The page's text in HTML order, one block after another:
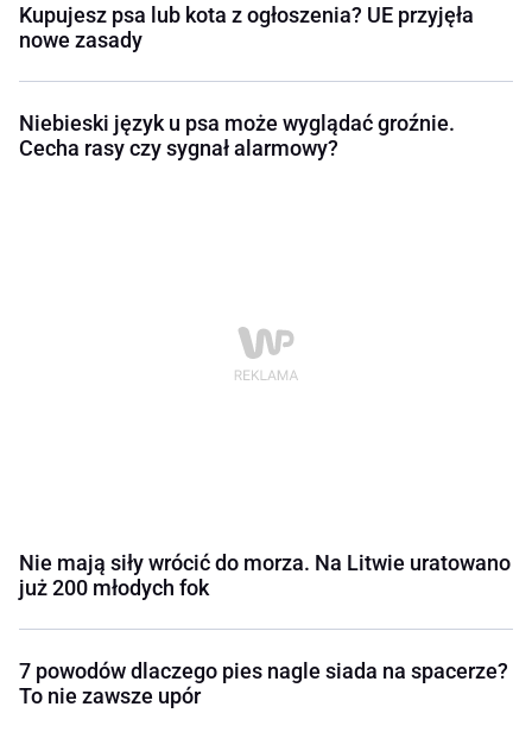
Kupujesz psa lub kota z ogłoszenia? UE przyjęła
nowe zasady
Niebieski język u psa może wyglądać groźnie.
Cecha rasy czy sygnał alarmowy?
Nie mają siły wrócić do morza. Na Litwie uratowano
już 200 młodych fok
7 powodów dlaczego pies nagle siada na spacerze?
To nie zawsze upór